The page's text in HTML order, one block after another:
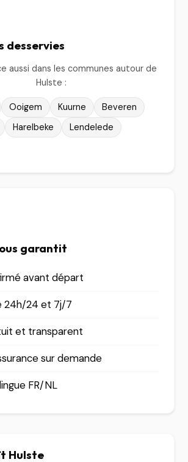
desservies
aussi dans les communes autour de
Hulste :
Ooigem Kuurne
Beveren
Harelbeke
Lendelede
garantit
avant départ
24h/24 et 7j/7
et transparent
sur demande
FR/NL
Hulste